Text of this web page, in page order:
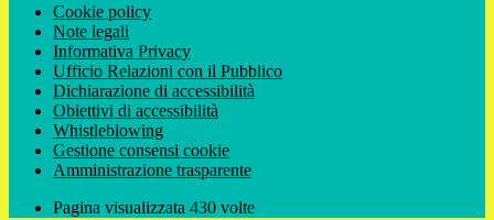
Cookie policy
Note legali
Informativa Privacy
Ufficio Relazioni con il Pubblico
Dichiarazione di accessibilità
Obiettivi di accessibilità
Whistleblowing
Gestione consensi cookie
Amministrazione trasparente
Pagina visualizzata 430 volte